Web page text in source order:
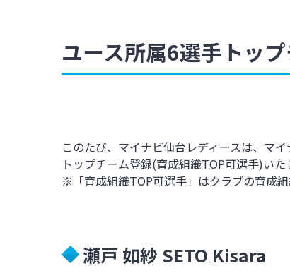
ユース所属6選手トッ
このたび、マイナビ仙台レディースは、マ
トップチーム登録(育成組織TOP可選手)いた
※「育成組織TOP可選手」はクラブの育成
瀬戸 如紗 SETO Kisara